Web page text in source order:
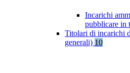
Incarichi
pubblicare in
Titolari di incarichi
generali) 10